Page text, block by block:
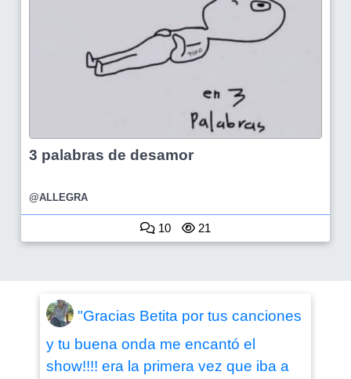
3 palabras de desamor
@ALLEGRA
10 21
"Gracias Betita por tus canciones
y tu buena onda me encantó el
show!!!! era la primera vez que iba a